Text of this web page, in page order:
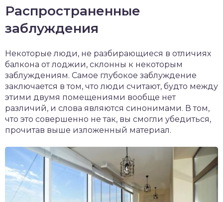
Распространенные
заблуждения
Некоторые люди, не разбирающиеся в отличиях
балкона от лоджии, склонны к некоторым
заблуждениям. Самое глубокое заблуждение
заключается в том, что люди считают, будто между
этими двумя помещениями вообще нет
различий, и слова являются синонимами. В том,
что это совершенно не так, вы смогли убедиться,
прочитав выше изложенный материал.